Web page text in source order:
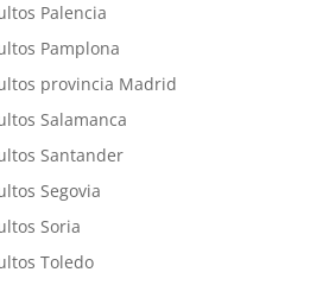
Palencia
Pamplona
provincia Madrid
Salamanca
Santander
Segovia
Soria
Toledo